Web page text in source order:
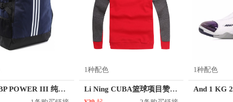
adidas BP POWER III 纯色尼龙双肩包 AY5103
1种配色
Li Ning CUBA篮球项目赞助男子圆领套头卫衣 AWDJD43
1种配色
And 1 KG 2